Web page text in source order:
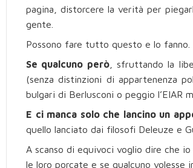
pagina, distorcere la verità per
gente.
Possono fare tutto questo e lo fanno.
Se qualcuno però, sfruttando la
(senza distinzioni di appartenenza
bulgari di Berlusconi o peggio l’EIAR
E ci manca solo che lancino un
quello lanciato dai filosofi Deleuze e
A scanso di equivoci voglio dire che
le loro porcate e se qualcuno volesse